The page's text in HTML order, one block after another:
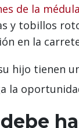
de la
y tobillos
en la
hijo tienen
la
debe